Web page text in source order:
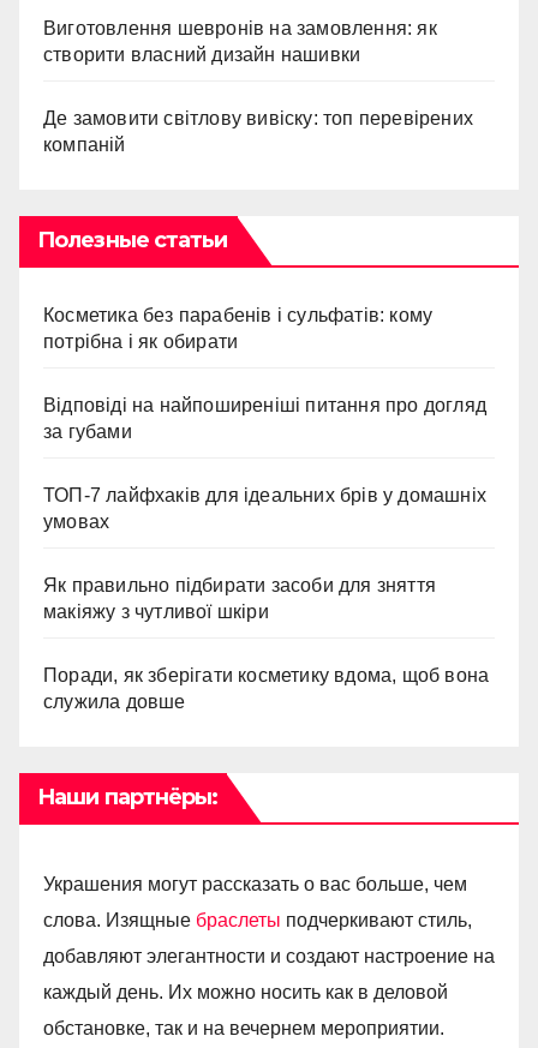
Виготовлення шевронів на замовлення: як
створити власний дизайн нашивки
Де замовити світлову вивіску: топ перевірених
компаній
Полезные статьи
Косметика без парабенів і сульфатів: кому
потрібна і як обирати
Відповіді на найпоширеніші питання про догляд
за губами
ТОП-7 лайфхаків для ідеальних брів у домашніх
умовах
Як правильно підбирати засоби для зняття
макіяжу з чутливої шкіри
Поради, як зберігати косметику вдома, щоб вона
служила довше
Наши партнёры:
Украшения могут рассказать о вас больше, чем
слова. Изящные браслеты подчеркивают стиль,
добавляют элегантности и создают настроение на
каждый день. Их можно носить как в деловой
обстановке, так и на вечернем мероприятии.